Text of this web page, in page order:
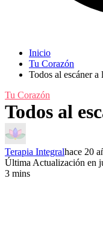
Inicio
Tu Corazón
Todos al escáner a
Tu Corazón
Todos al
Terapia Integralhace 20
Última Actualización en
3 mins